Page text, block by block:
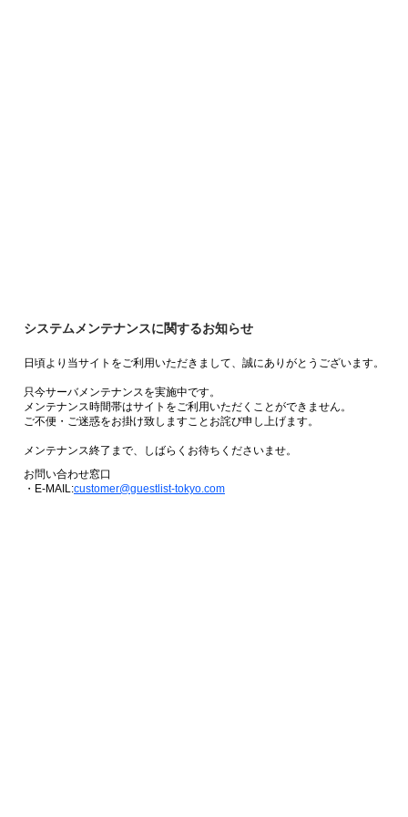
システムメンテナンスに関するお知らせ
日頃より当サイトをご利用いただきまして、誠にありがとうございます。
只今サーバメンテナンスを実施中です。
メンテナンス時間帯はサイトをご利用いただくことができません。
ご不便・ご迷惑をお掛け致しますことお詫び申し上げます。
メンテナンス終了まで、しばらくお待ちくださいませ。
お問い合わせ窓口
・E-MAIL:customer@guestlist-tokyo.com